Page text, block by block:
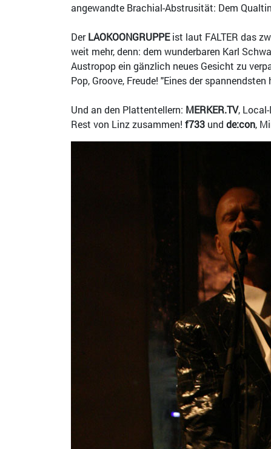
angewandte Brachial-Abstrusität: Dem
DerLAOKOONGRUPPEist laut FALTER das
weit mehr, denn: dem wunderbaren Karl
Austropop ein gänzlich neues Gesicht zu
Pop, Groove, Freude! "Eines der
Und an den Plattentellern: MERKER.TV,
Rest von Linz zusammen! f733 und de:con,